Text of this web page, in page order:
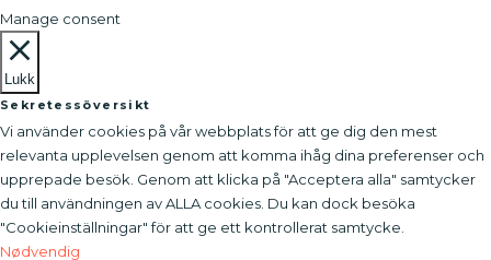
Manage consent
Lukk
Sekretessöversikt
Vi använder cookies på vår webbplats för att ge dig den mest
relevanta upplevelsen genom att komma ihåg dina preferenser och
upprepade besök. Genom att klicka på "Acceptera alla" samtycker
du till användningen av ALLA cookies. Du kan dock besöka
"Cookieinställningar" för att ge ett kontrollerat samtycke.
Nødvendig